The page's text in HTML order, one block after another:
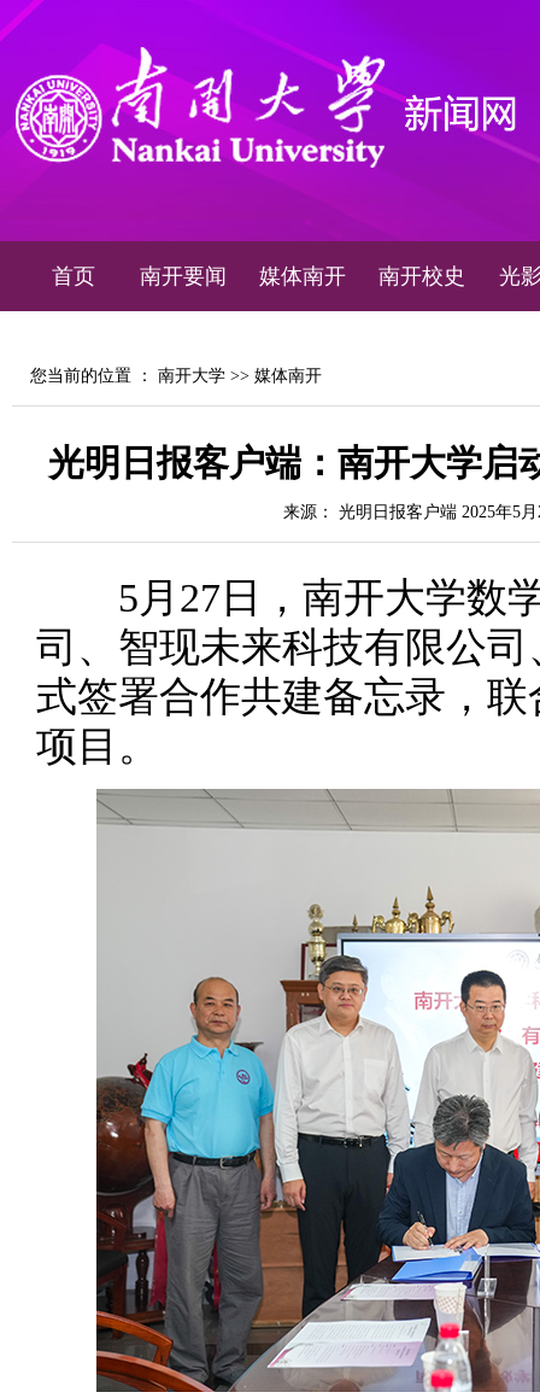
首页 南开要闻 媒体南开 南开校史 光
您当前的位置 ： 南开大学 >> 媒体南开
光明日报客户端：南开大学启
来源： 光明日报客户端 2025年5月
5月27日，南开大学数学
司、智现未来科技有限公
式签署合作共建备忘录，
项目。